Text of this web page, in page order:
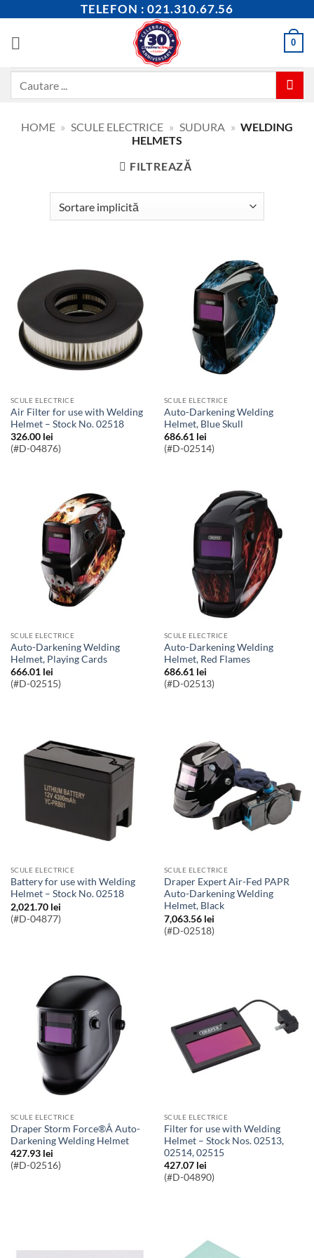
content
TELEFON : 021.310.67.56
0
HOME » SCULE ELECTRICE » SUDURA » WELDING
HELMETS
FILTREAZĂ
SCULE ELECTRICE
Air Filter for use with Welding
Helmet – Stock No. 02518
326.00 lei
(#D-04876)
SCULE ELECTRICE
Auto-Darkening Welding
Helmet, Blue Skull
686.61 lei
(#D-02514)
SCULE ELECTRICE
Auto-Darkening Welding
Helmet, Playing Cards
666.01 lei
(#D-02515)
SCULE ELECTRICE
Auto-Darkening Welding
Helmet, Red Flames
686.61 lei
(#D-02513)
SCULE ELECTRICE
Battery for use with Welding
Helmet – Stock No. 02518
2,021.70 lei
(#D-04877)
SCULE ELECTRICE
Draper Expert Air-Fed PAPR
Auto-Darkening Welding
Helmet, Black
7,063.56 lei
(#D-02518)
SCULE ELECTRICE
Draper Storm Force®Â Auto-
Darkening Welding Helmet
427.93 lei
(#D-02516)
SCULE ELECTRICE
Filter for use with Welding
Helmet – Stock Nos. 02513,
02514, 02515
427.07 lei
(#D-04890)